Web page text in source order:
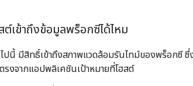
เข้าถึงข้อมูลพร็อกซีได้ไหม
ไปนี้ มีสิทธิ์เข้าถึงสภาพแวดล้อมรันไทม์ของพร็อกซี
งจากแอปพลิเคชันเป้าหมายที่โฮสต์